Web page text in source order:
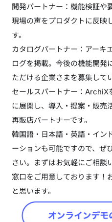
開発パートナー：機能検証や
現場の声をプロダクトに反映
す。
カタログパートナー：アーキ
ログを掲載。今後の機能開発
ただける企業さまを募集して
セールスパートナー：ArchiX
に展開し、導入・提案・販売
再販店パートナーです。
韓国語・日本語・英語・イン
ーションも可能ですので、ぜ
さい。まずはお気軽にご相談
窓口をご用意しております！
と思います。